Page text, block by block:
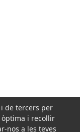
de tercers per
i recollir
nos a les teves